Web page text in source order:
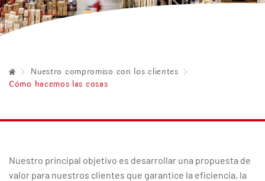
Nuestro compromiso con los clientes
Cómo hacemos las cosas
Nuestro principal objetivo es desarrollar una propuesta de
valor para nuestros clientes que garantice la eficiencia, la